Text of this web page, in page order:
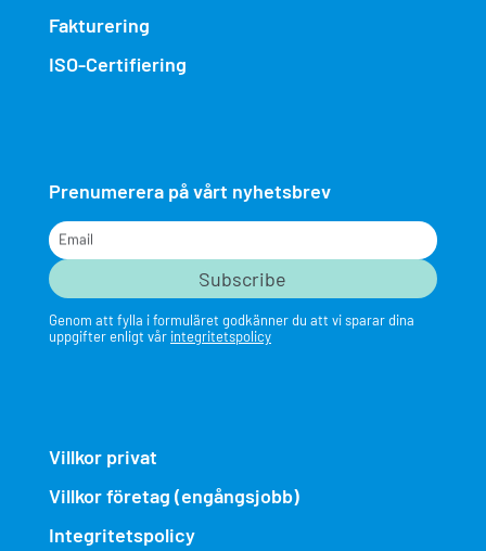
Fakturering
ISO-Certifiering
Prenumerera på vårt nyhetsbrev
Email
Genom att fylla i formuläret godkänner du att vi sparar dina
uppgifter enligt vår integritetspolicy
Villkor privat
Villkor företag (engångsjobb)
Integritetspolicy